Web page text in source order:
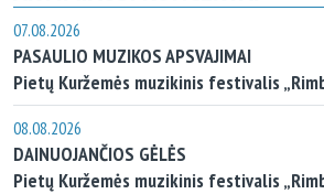
07.08.2026
PASAULIO MUZIKOS APSVAJIMAI
Pietų Kuržemės muzikinis festivalis
08.08.2026
DAINUOJANČIOS GĖLĖS
Pietų Kuržemės muzikinis festivalis